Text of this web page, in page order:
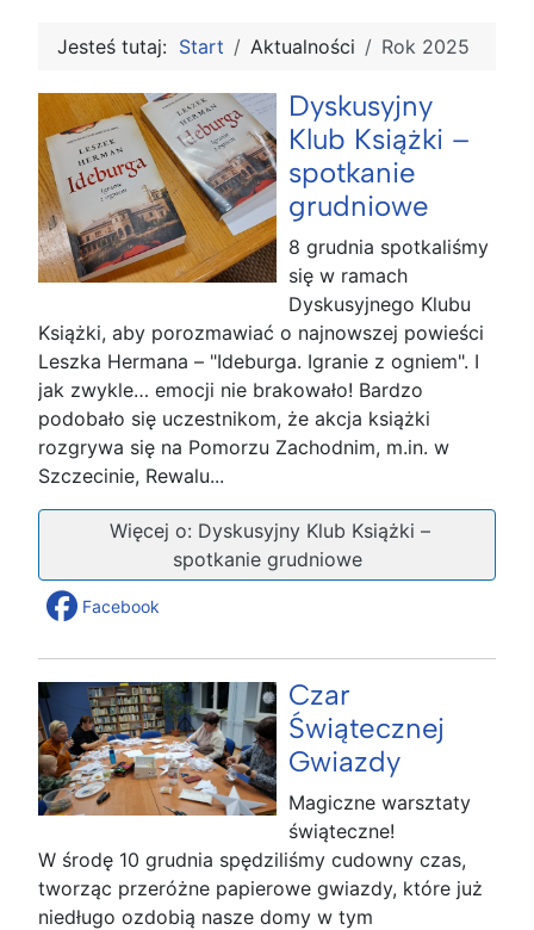
Jesteś tutaj: Start Aktualności Rok 2025
Dyskusyjny
Klub Książki –
spotkanie
grudniowe
8 grudnia spotkaliśmy
się w ramach
Dyskusyjnego Klubu
Książki, aby porozmawiać o najnowszej powieści
Leszka Hermana – "Ideburga. Igranie z ogniem". I
jak zwykle… emocji nie brakowało! Bardzo
podobało się uczestnikom, że akcja książki
rozgrywa się na Pomorzu Zachodnim, m.in. w
Szczecinie, Rewalu...
Więcej o: Dyskusyjny Klub Książki –
spotkanie grudniowe
Facebook
Czar
Świątecznej
Gwiazdy
Magiczne warsztaty
świąteczne!
W środę 10 grudnia spędziliśmy cudowny czas,
tworząc przeróżne papierowe gwiazdy, które już
niedługo ozdobią nasze domy w tym